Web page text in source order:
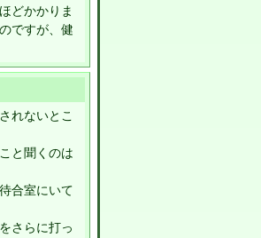
どかかりま
ですが、健
れないとこ
と聞くのは
合室にいて
さらに打っ